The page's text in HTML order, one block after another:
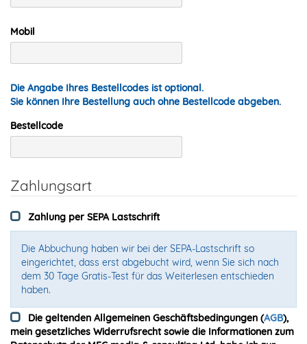
Mobil
Die Angabe Ihres Bestellcodes ist optional.
Sie können Ihre Bestellung auch ohne Bestellcode abgeben.
Bestellcode
Zahlungsart
Zahlung per SEPA Lastschrift
Die Abbuchung haben wir bei der SEPA-Lastschrift so
eingerichtet, dass erst abgebucht wird, wenn Sie sich nach
dem 30 Tage Gratis-Test für das Weiterlesen entschieden
haben.
Die geltenden Allgemeinen Geschäftsbedingungen (AGB),
mein gesetzliches Widerrufsrecht sowie die Informationen zum